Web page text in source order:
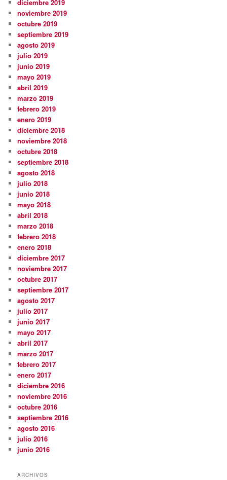
diciembre 2019
noviembre 2019
octubre 2019
septiembre 2019
agosto 2019
julio 2019
junio 2019
mayo 2019
abril 2019
marzo 2019
febrero 2019
enero 2019
diciembre 2018
noviembre 2018
octubre 2018
septiembre 2018
agosto 2018
julio 2018
junio 2018
mayo 2018
abril 2018
marzo 2018
febrero 2018
enero 2018
diciembre 2017
noviembre 2017
octubre 2017
septiembre 2017
agosto 2017
julio 2017
junio 2017
mayo 2017
abril 2017
marzo 2017
febrero 2017
enero 2017
diciembre 2016
noviembre 2016
octubre 2016
septiembre 2016
agosto 2016
julio 2016
junio 2016
ARCHIVOS